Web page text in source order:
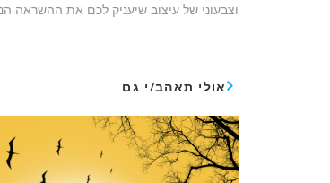
וצבעוני של עיצוב שיעניק לכם את ההשראה
אולי תאהב/י גם